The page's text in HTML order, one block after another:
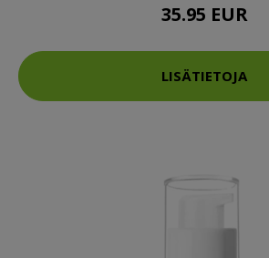
35.95 EUR
LISÄTIETOJA